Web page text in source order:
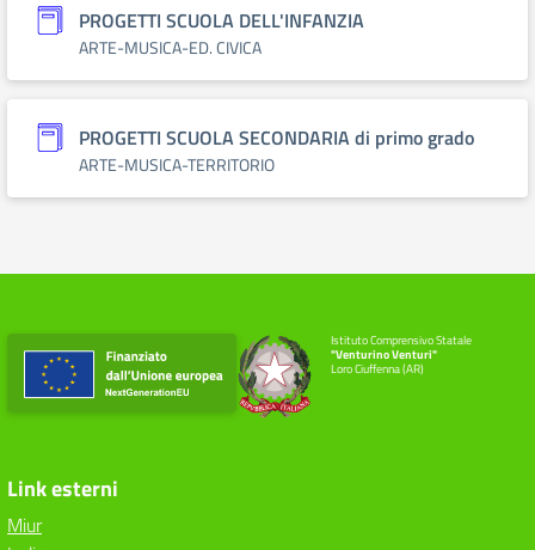
PROGETTI SCUOLA DELL'INFANZIA
ARTE-MUSICA-ED. CIVICA
PROGETTI SCUOLA SECONDARIA di primo grado
ARTE-MUSICA-TERRITORIO
Istituto Comprensivo Statale
"Venturino Venturi"
Loro Ciuffenna (AR)
Link esterni
Miur